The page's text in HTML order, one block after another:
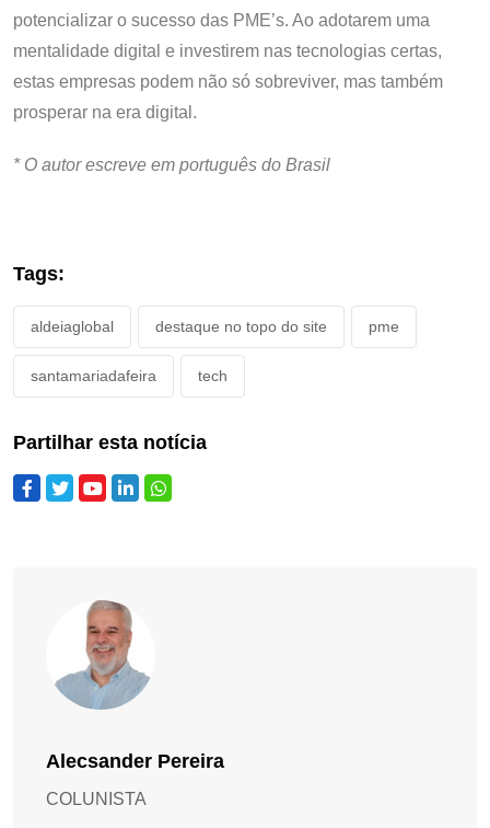
potencializar o sucesso das PME’s. Ao adotarem uma
mentalidade digital e investirem nas tecnologias certas,
estas empresas podem não só sobreviver, mas também
prosperar na era digital.
* O autor escreve em português do Brasil
Tags:
aldeiaglobal destaque no topo do site pme
santamariadafeira tech
Partilhar esta notícia
Alecsander Pereira
COLUNISTA